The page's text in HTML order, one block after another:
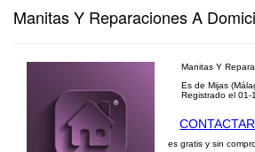
Manitas Y Reparaciones A
Manitas Y
Es de Mijas
Registrado el 01-
es gratis y sin